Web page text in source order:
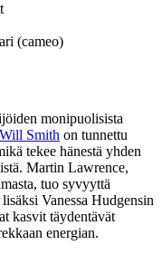
(cameo)
monipuolisista
Will Smith on tunnettu
tekee hänestä yhden
Martin Lawrence,
tuo syvyyttä
Vanessa Hudgensin
kasvit täydentävät
energian.